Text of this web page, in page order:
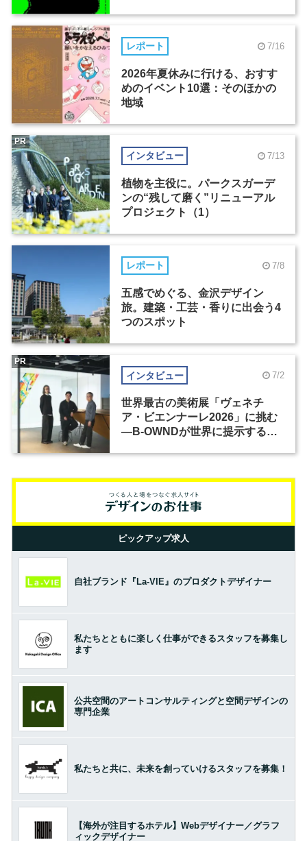
レポート 7/16
2026年夏休みに行ける、おすす
めのイベント10選：そのほかの
地域
インタビュー 7/13
植物を主役に。パークスガーデ
ンの“残して磨く”リニューアル
プロジェクト（1）
PR
レポート 7/8
五感でめぐる、金沢デザイン
旅。建築・工芸・香りに出会う4
つのスポット
インタビュー 7/2
世界最古の美術展「ヴェネチ
ア・ビエンナーレ2026」に挑む
―B-OWNDが世界に提示する美
PR
ピックアップ求人
自社ブランド『La-VIE』のプロダクトデザイナー
私たちとともに楽しく仕事ができるスタッフを募集し
ます
公共空間のアートコンサルティングと空間デザインの
専門企業
私たちと共に、未来を創っていけるスタッフを募集！
【海外が注目するホテル】Webデザイナー／グラフ
ィックデザイナー